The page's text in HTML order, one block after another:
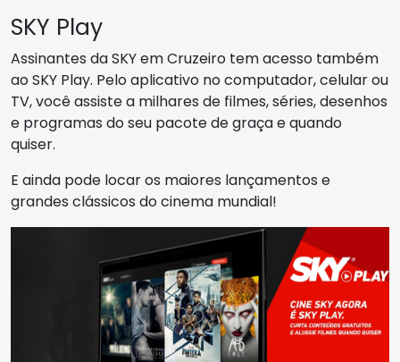
SKY Play
Assinantes da SKY em Cruzeiro tem acesso também
ao SKY Play. Pelo aplicativo no computador, celular ou
TV, você assiste a milhares de filmes, séries, desenhos
e programas do seu pacote de graça e quando
quiser.
E ainda pode locar os maiores lançamentos e
grandes clássicos do cinema mundial!